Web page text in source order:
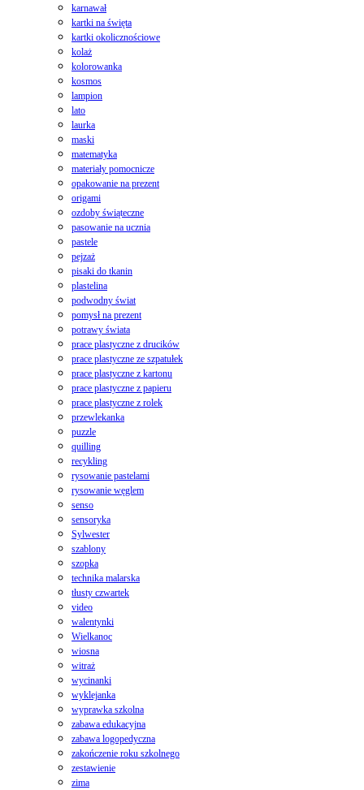
karnawał
kartki na święta
kartki okolicznościowe
kolaż
kolorowanka
kosmos
lampion
lato
laurka
maski
matematyka
materiały pomocnicze
opakowanie na prezent
origami
ozdoby świąteczne
pasowanie na ucznia
pastele
pejzaż
pisaki do tkanin
plastelina
podwodny świat
pomysł na prezent
potrawy świata
prace plastyczne z drucików
prace plastyczne ze szpatułek
prace plastyczne z kartonu
prace plastyczne z papieru
prace plastyczne z rolek
przewlekanka
puzzle
quilling
recykling
rysowanie pastelami
rysowanie węglem
senso
sensoryka
Sylwester
szablony
szopka
technika malarska
tłusty czwartek
video
walentynki
Wielkanoc
wiosna
witraż
wycinanki
wyklejanka
wyprawka szkolna
zabawa edukacyjna
zabawa logopedyczna
zakończenie roku szkolnego
zestawienie
zima